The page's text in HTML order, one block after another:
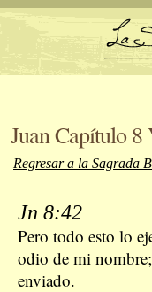
Juan Capítulo 8
Regresar a la Sagrada
Jn 8:42
Pero todo esto lo
odio de mi
enviado.